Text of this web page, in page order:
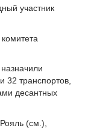
участник
32 транспортов,
десантных
(см.),